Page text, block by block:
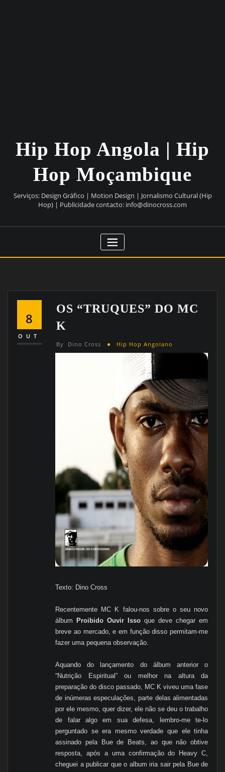
Hip Hop Angola | Hip
Hop Moçambique
Serviços: Design Gráfico | Motion Design | Jornalismo Cultural (Hip
Hop) | Publicidade contacto: info@dinocross.com
8
OUT
OS “TRUQUES” DO MC
K
By Dino Cross Hip Hop Angolano
Texto: Dino Cross
Recentemente MC K falou-nos sobre o seu novo
álbum
Proibido Ouvir Isso que deve chegar em
breve ao mercado, e em função disso permitam-me
fazer uma pequena observação.
Aquando do lançamento do álbum anterior o
“Nutrição Espiritual” ou melhor na altura da
preparação do disco passado, MC K viveu uma fase
de inúmeras especulações, parte delas alimentadas
por ele mesmo, quer dizer, ele não se deu o trabalho
de falar algo em sua defesa, lembro-me te-lo
perguntado se era mesmo verdade que ele tinha
assinado pela Bue de Beats, ao que não obtive
resposta, após a uma confirmação do Heavy C,
cheguei a publicar que o album iria sair pela Bue de